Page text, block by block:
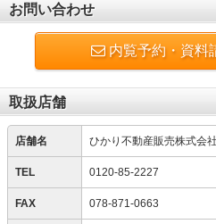
お問い合わせ
内覧予約・資料
取扱店舗
店舗名 ひかり不動産販売株式会社
TEL 0120-85-2227
FAX 078-871-0663